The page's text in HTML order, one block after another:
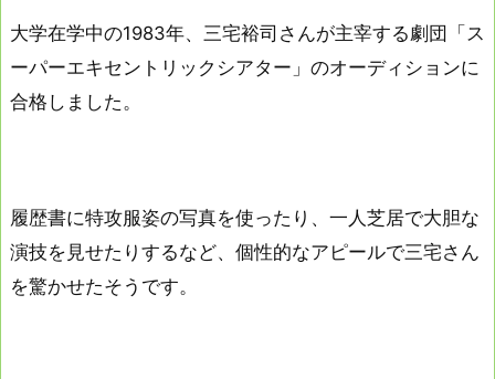
大学在学中の1983年、三宅裕司さんが主宰する劇団「ス
ーパーエキセントリックシアター」のオーディションに
合格しました。
履歴書に特攻服姿の写真を使ったり、一人芝居で大胆な
演技を見せたりするなど、個性的なアピールで三宅さん
を驚かせたそうです。